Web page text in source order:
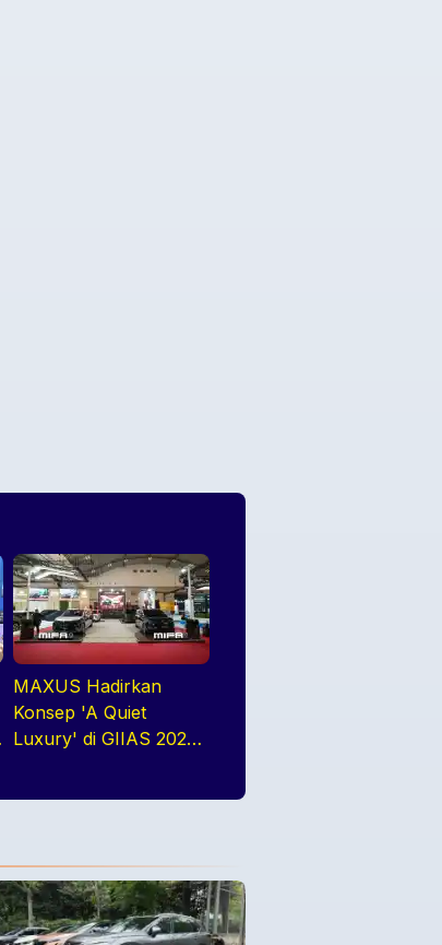
MAXUS Hadirkan
Konsep 'A Quiet
Luxury' di GIIAS 2026